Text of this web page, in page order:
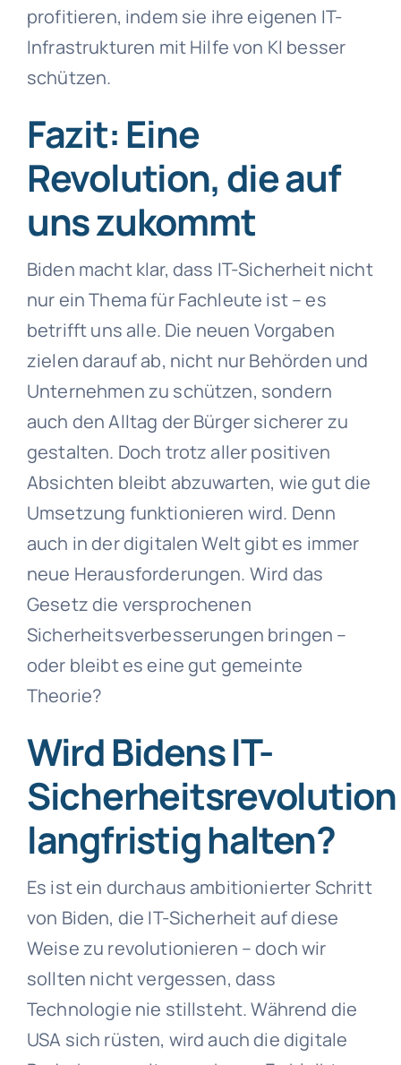
profitieren, indem sie ihre eigenen IT-
Infrastrukturen mit Hilfe von KI besser
schützen.
Fazit: Eine
Revolution, die auf
uns zukommt
Biden macht klar, dass IT-Sicherheit nicht
nur ein Thema für Fachleute ist – es
betrifft uns alle. Die neuen Vorgaben
zielen darauf ab, nicht nur Behörden und
Unternehmen zu schützen, sondern
auch den Alltag der Bürger sicherer zu
gestalten. Doch trotz aller positiven
Absichten bleibt abzuwarten, wie gut die
Umsetzung funktionieren wird. Denn
auch in der digitalen Welt gibt es immer
neue Herausforderungen. Wird das
Gesetz die versprochenen
Sicherheitsverbesserungen bringen –
oder bleibt es eine gut gemeinte
Theorie?
Wird Bidens IT-
Sicherheitsrevolution
langfristig halten?
Es ist ein durchaus ambitionierter Schritt
von Biden, die IT-Sicherheit auf diese
Weise zu revolutionieren – doch wir
sollten nicht vergessen, dass
Technologie nie stillsteht. Während die
USA sich rüsten, wird auch die digitale